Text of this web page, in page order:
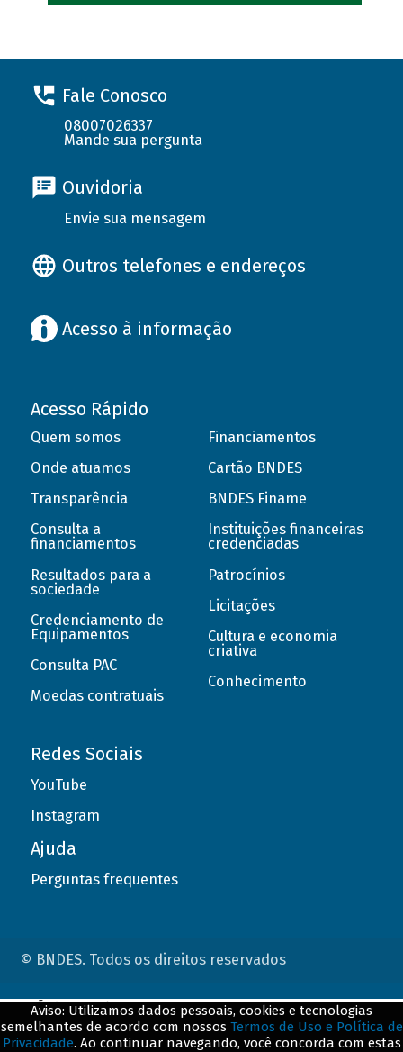
Fale Conosco
08007026337
Mande sua pergunta
Ouvidoria
Envie sua mensagem
Outros telefones e endereços
Acesso à informação
Acesso Rápido
Quem somos
Onde atuamos
Transparência
Consulta a
financiamentos
Resultados para a
sociedade
Credenciamento de
Equipamentos
Consulta PAC
Moedas contratuais
Financiamentos
Cartão BNDES
BNDES Finame
Instituições financeiras
credenciadas
Patrocínios
Licitações
Cultura e economia
criativa
Conhecimento
Redes Sociais
YouTube
Instagram
Ajuda
Perguntas frequentes
© BNDES. Todos os direitos reservados
Aviso: Utilizamos dados pessoais, cookies e tecnologias
semelhantes de acordo com nossos Termos de Uso e Política de
Privacidade. Ao continuar navegando, você concorda com estas
ConteÃºdo complementar
${title}${badge}